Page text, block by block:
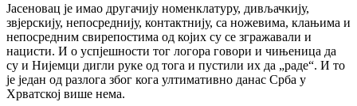
Јасеновац је имао другачију номенклатуру, дивљачкију,
звјерскију, непосреднију, контактнију, са ножевима, клањима и
непосредним свирепостима од којих су се згражавали и
нацисти. И о успјешности тог логора говори и чињеница да
су и Нијемци дигли руке од тога и пустили их да „раде“. И то
је један од разлога због кога ултимативно данас Срба у
Хрватској више нема.